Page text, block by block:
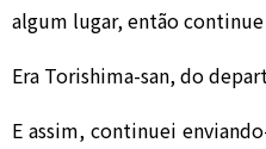
algum lugar, então
Era Torishima-san, do
E assim, continuei